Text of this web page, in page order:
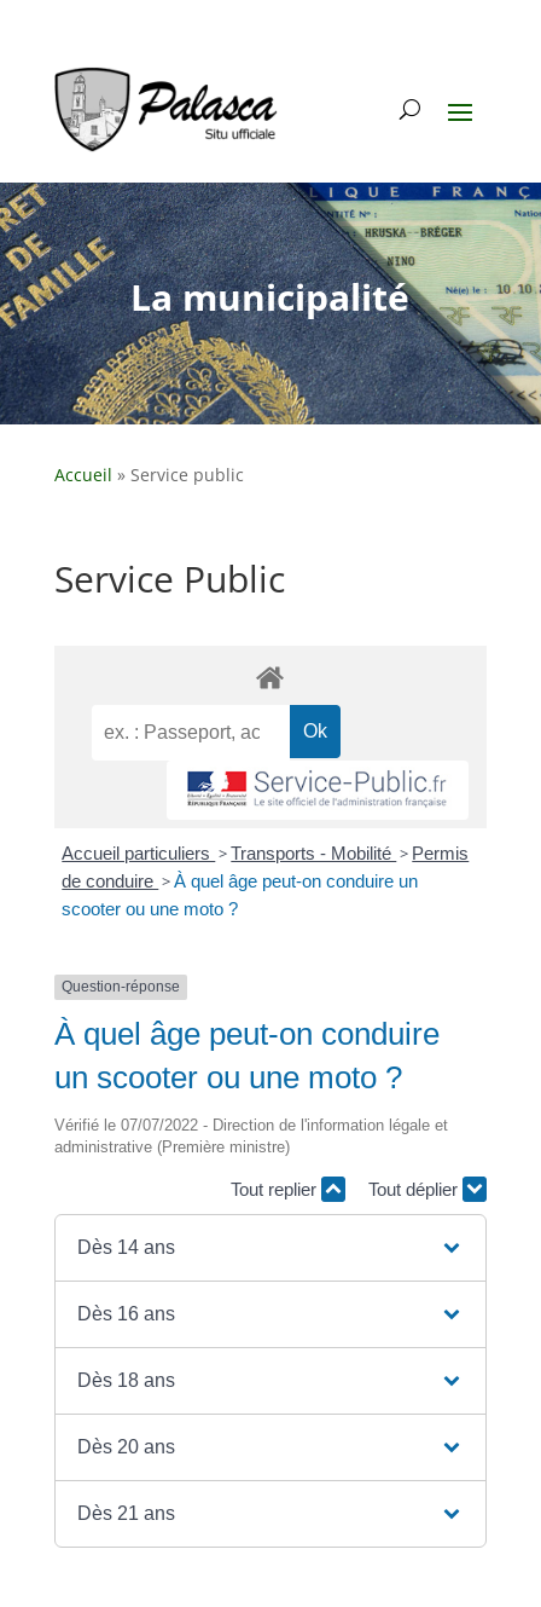
La municipalité
Accueil » Service public
Service Public
Accueil particuliers >Transports - Mobilité > Permis
de conduire >À quel âge peut-on conduire un
scooter ou une moto ?
Question-réponse
À quel âge peut-on conduire
un scooter ou une moto ?
Vérifié le 07/07/2022 - Direction de l'information légale et
administrative (Première ministre)
Tout replier Tout déplier
Dès 14 ans
Dès 16 ans
Dès 18 ans
Dès 20 ans
Dès 21 ans